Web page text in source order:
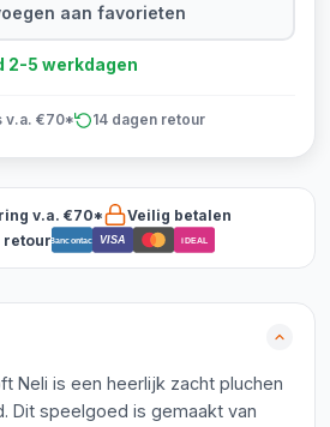
aan favorieten
2-5 werkdagen
v.a. €70* 14 dagen retour
v.a. €70*
Veilig betalen
retourBancontact VISA iDEAL
Neli is een heerlijk zacht pluchen
Dit speelgoed is gemaakt van